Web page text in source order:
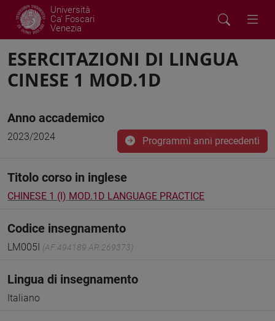
Università
Ca' Foscari
Venezia
ESERCITAZIONI DI LINGUA
CINESE 1 MOD.1D
Anno accademico
2023/2024 Programmi anni precedenti
Titolo corso in inglese
CHINESE 1 (I) MOD.1D LANGUAGE PRACTICE
Codice insegnamento
LM005I (AF:494189 AR:269373)
Lingua di insegnamento
Italiano